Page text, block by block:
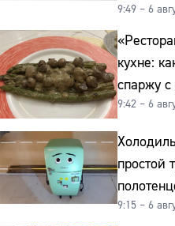
9:49 – 6
кухне:
спаржу
9:42 – 6
простой
овощи от
9:15 – 6